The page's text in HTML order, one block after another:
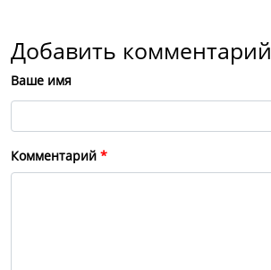
Добавить комментарий
Ваше имя
Комментарий